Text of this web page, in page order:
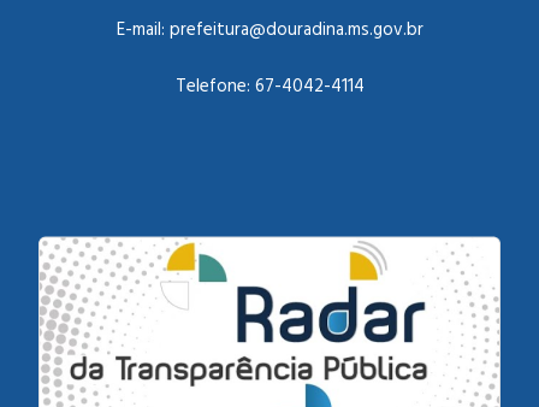
E-mail: prefeitura@douradina.ms.gov.br
Telefone: 67-4042-4114